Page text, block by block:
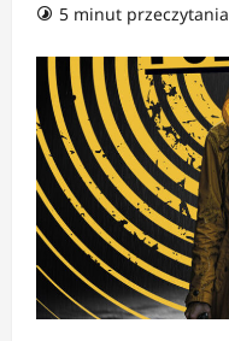
5 minut przeczytania